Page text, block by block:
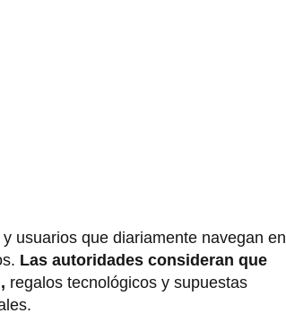
usuarios que diariamente navegan en
Las autoridades consideran que
regalos tecnológicos y supuestas